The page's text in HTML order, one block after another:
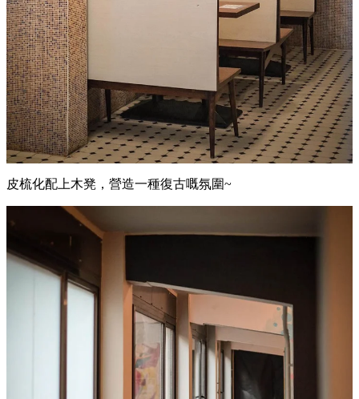
皮梳化配上木凳，營造一種復古嘅氛圍~